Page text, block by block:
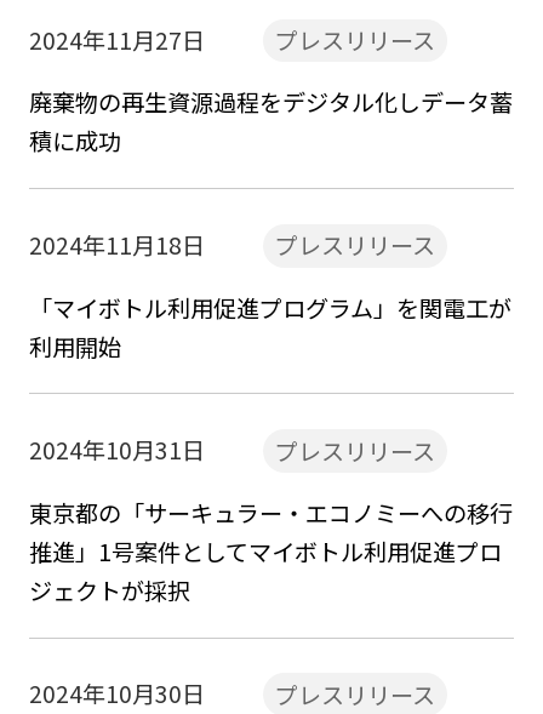
2024年11月27日
プレスリリース
廃棄物の再生資源過程をデジタル化しデータ蓄
積に成功
2024年11月18日
プレスリリース
「マイボトル利用促進プログラム」を関電工が
利用開始
2024年10月31日
プレスリリース
東京都の「サーキュラー・エコノミーへの移行
推進」1号案件としてマイボトル利用促進プロ
ジェクトが採択
2024年10月30日
プレスリリース